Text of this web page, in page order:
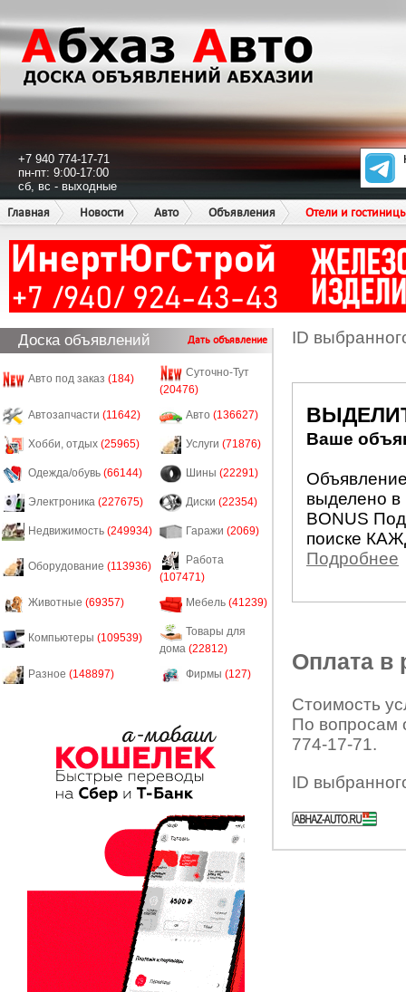
+7 940 774-17-71
пн-пт: 9:00-17:00
сб, вс - выходные
Главная
Новости Авто Объявления Отели и
Доска объявлений Дать объявление
Авто под заказ (184)
Суточно-Тут
(20476)
Автозапчасти (11642) Авто (136627)
Хобби, отдых (25965) Услуги (71876)
Одежда/обувь (66144) Шины (22291)
Электроника (227675) Диски (22354)
Недвижимость (249934) Гаражи (2069)
Оборудование (113936)
Работа
(107471)
Животные (69357) Мебель (41239)
Компьютеры (109539)
Товары для
дома (22812)
Разное (148897) Фирмы (127)
ID
Ваше
выделено в
BONUS
поиске
Подробнее
Оплата в
Стоимость
По вопросам
774-17-71.
ID